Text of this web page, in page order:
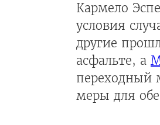
Кармело
условия
другие
асфальте, а
переходный
меры для